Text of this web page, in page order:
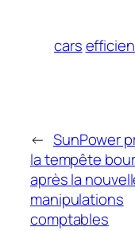
cars
← SunPower
la tempête
après la
manipulations
comptables